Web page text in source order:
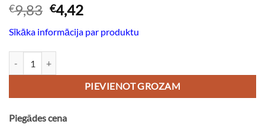
€9,83 Original
price
was:
€9,83.
€4,42Current
is:
Sīkāka informācija par produktu
PIEVIENOT GROZAM
Piegādes cena